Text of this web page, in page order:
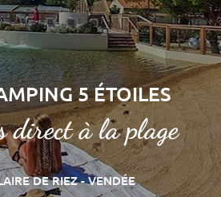
5 ÉTOILES
direct à la plage
DE RIEZ - VENDÉE